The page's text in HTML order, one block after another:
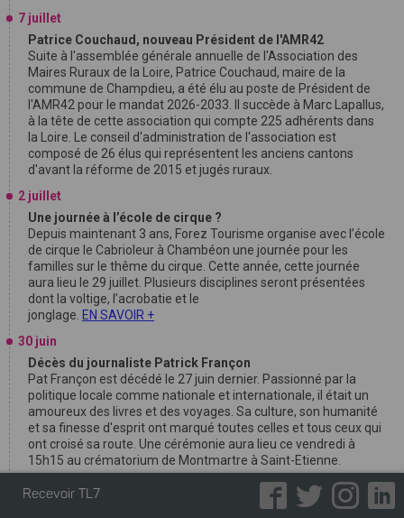
7 juillet
Patrice Couchaud, nouveau Président de l'AMR42
Suite à l'assemblée générale annuelle de l'Association des
Maires Ruraux de la Loire, Patrice Couchaud, maire de la
commune de Champdieu, a été élu au poste de Président de
l'AMR42 pour le mandat 2026-2033. Il succède à Marc Lapallus,
à la tête de cette association qui compte 225 adhérents dans
la Loire. Le conseil d'administration de l'association est
composé de 26 élus qui représentent les anciens cantons
d'avant la réforme de 2015 et jugés ruraux.
2 juillet
Une journée à l’école de cirque ?
Depuis maintenant 3 ans, Forez Tourisme organise avec l’école
de cirque le Cabrioleur à Chambéon une journée pour les
familles sur le thême du cirque. Cette année, cette journée
aura lieu le 29 juillet. Plusieurs disciplines seront présentées
dont la voltige, l’acrobatie et le
jonglage. EN SAVOIR +
30 juin
Décès du journaliste Patrick Françon
Pat Françon est décédé le 27 juin dernier. Passionné par la
politique locale comme nationale et internationale, il était un
amoureux des livres et des voyages. Sa culture, son humanité
et sa finesse d'esprit ont marqué toutes celles et tous ceux qui
ont croisé sa route. Une cérémonie aura lieu ce vendredi à
15h15 au crématorium de Montmartre à Saint-Etienne.
29 juin
Recevoir TL7